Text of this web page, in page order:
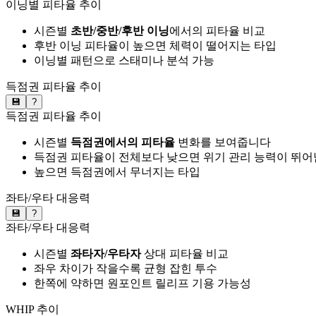
이닝별 피타율 추이
시즌별 초반/중반/후반 이닝에서의 피타율 비교
후반 이닝 피타율이 높으면 체력이 떨어지는 타입
이닝별 패턴으로 스태미나 분석 가능
득점권 피타율 추이
💾 ?
득점권 피타율 추이
시즌별 득점권에서의 피타율 변화를 보여줍니다
득점권 피타율이 전체보다 낮으면 위기 관리 능력이 뛰어
높으면 득점권에서 무너지는 타입
좌타/우타 대응력
💾 ?
좌타/우타 대응력
시즌별 좌타자/우타자상대 피타율 비교
좌우 차이가 작을수록 균형 잡힌 투수
한쪽에 약하면 원포인트 릴리프 기용 가능성
WHIP 추이